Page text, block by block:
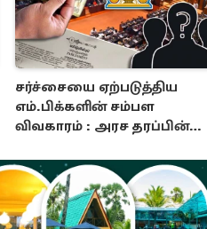
சர்ச்சையை ஏற்படுத்திய
எம்.பிக்களின் சம்பள
விவகாரம் : அரச தரப்பின்